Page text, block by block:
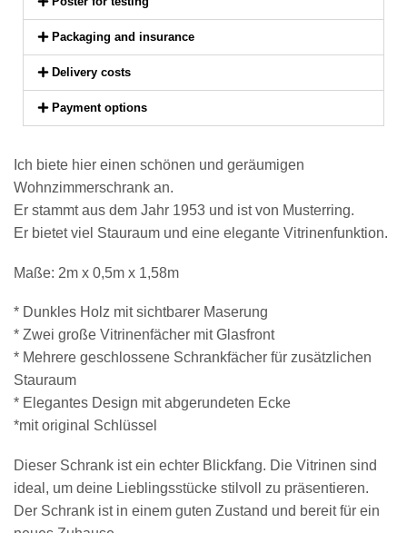
Packaging and insurance
Delivery costs
Payment options
Ich biete hier einen schönen und geräumigen
Wohnzimmerschrank an.
Er stammt aus dem Jahr 1953 und ist von Musterring.
Er bietet viel Stauraum und eine elegante Vitrinenfunktion.
Maße: 2m x 0,5m x 1,58m
* Dunkles Holz mit sichtbarer Maserung
* Zwei große Vitrinenfächer mit Glasfront
* Mehrere geschlossene Schrankfächer für zusätzlichen
Stauraum
* Elegantes Design mit abgerundeten Ecke
*mit original Schlüssel
Dieser Schrank ist ein echter Blickfang. Die Vitrinen sind
ideal, um deine Lieblingsstücke stilvoll zu präsentieren.
Der Schrank ist in einem guten Zustand und bereit für ein